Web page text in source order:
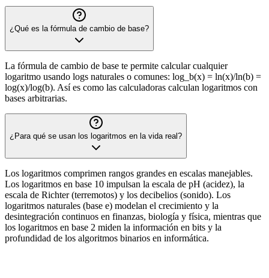
¿Qué es la fórmula de cambio de base?
La fórmula de cambio de base te permite calcular cualquier
logaritmo usando logs naturales o comunes: log_b(x) = ln(x)/ln(b) =
log(x)/log(b). Así es como las calculadoras calculan logaritmos con
bases arbitrarias.
¿Para qué se usan los logaritmos en la vida real?
Los logaritmos comprimen rangos grandes en escalas manejables.
Los logaritmos en base 10 impulsan la escala de pH (acidez), la
escala de Richter (terremotos) y los decibelios (sonido). Los
logaritmos naturales (base e) modelan el crecimiento y la
desintegración continuos en finanzas, biología y física, mientras que
los logaritmos en base 2 miden la información en bits y la
profundidad de los algoritmos binarios en informática.